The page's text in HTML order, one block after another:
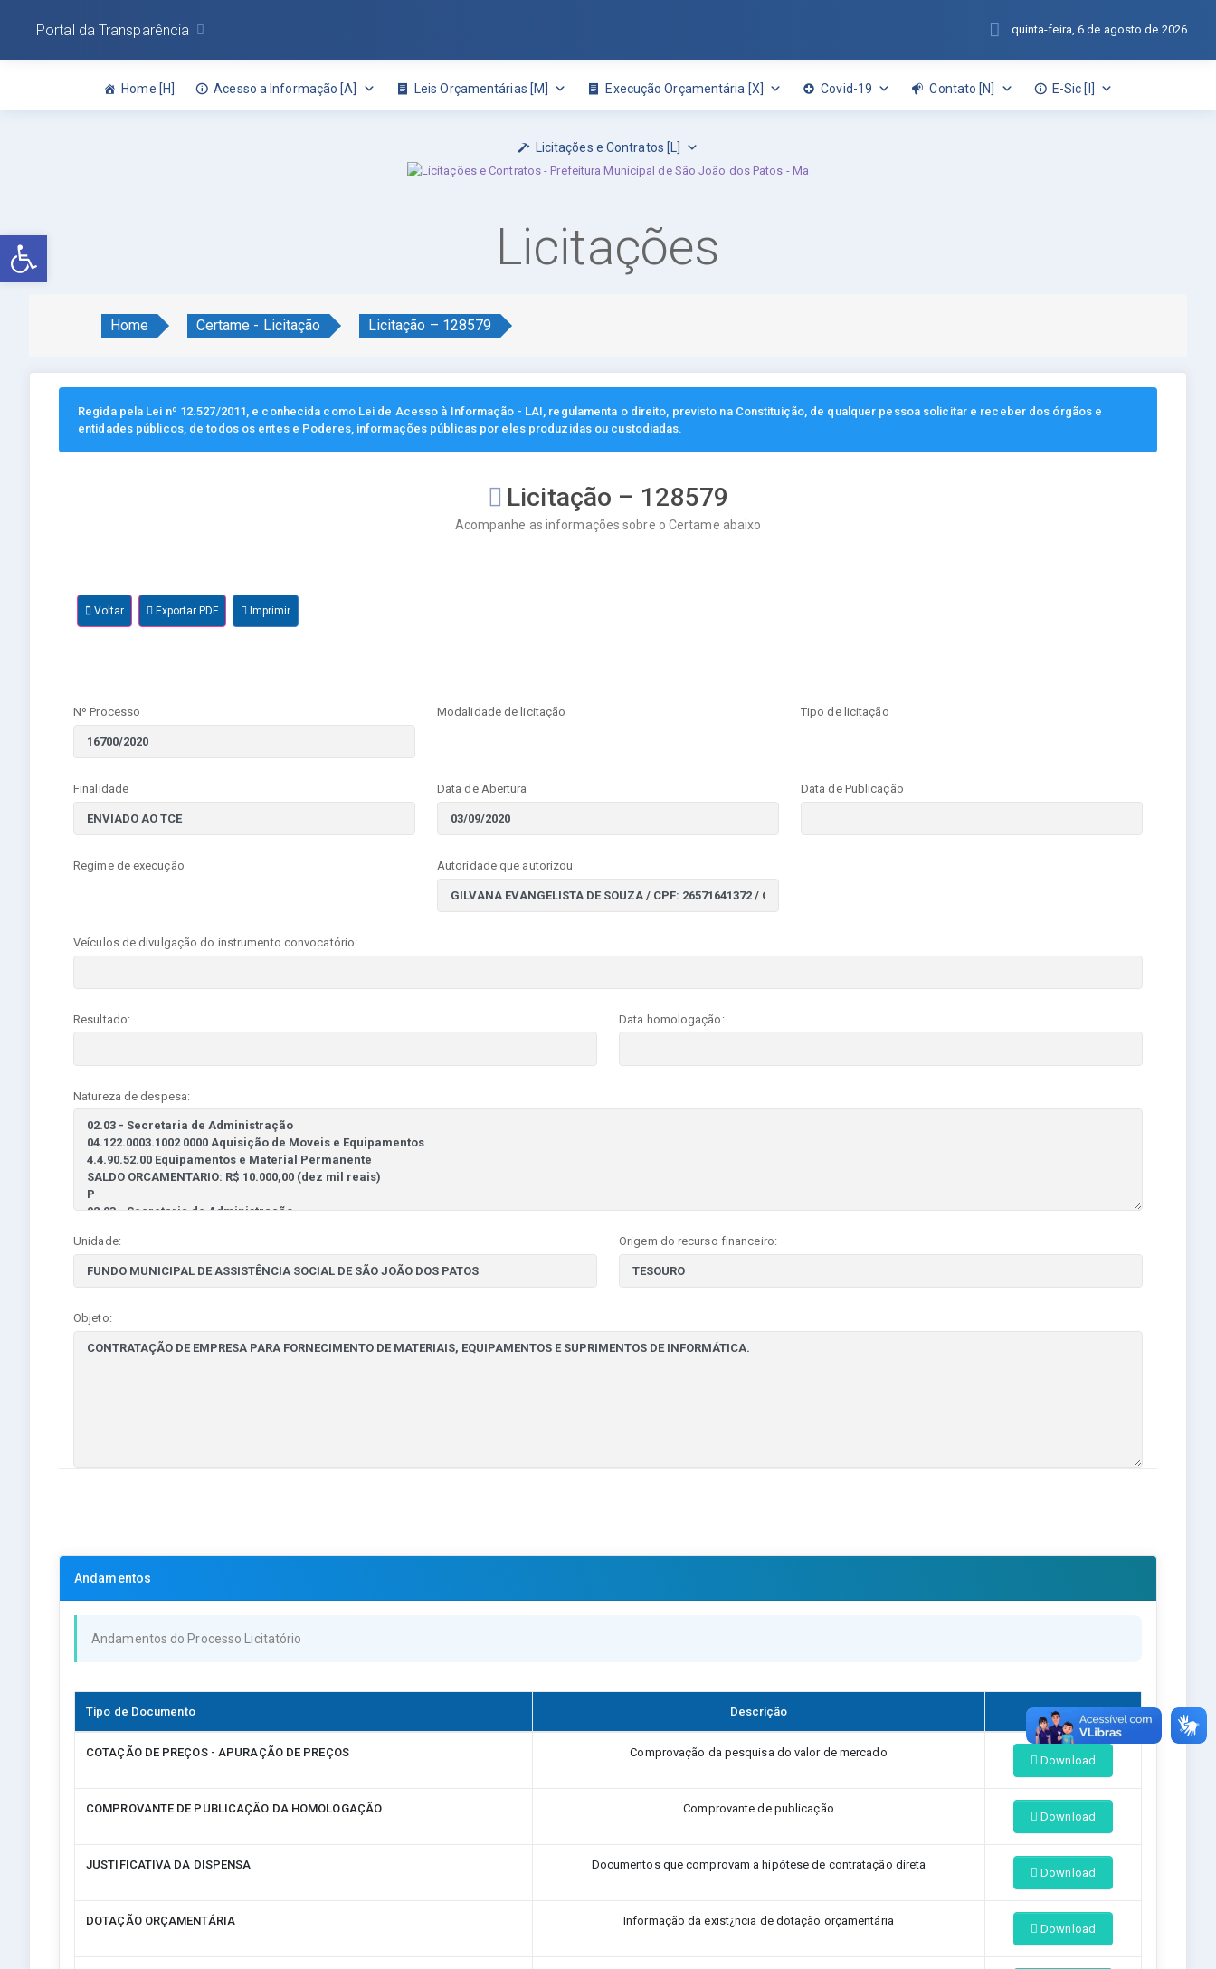
Abrir a barra de ferramentas
Home [H] Acesso a Informação [A] Leis Orçamentárias [M] Execução Orçamentária [X] Covid-19 Contato [N] E-Sic [I]
Licitações e Contratos [L]
Portal da Transparência quinta-feira, 6 de agosto de 2026
Licitações
Home Certame - Licitação Licitação – 128579
Regida pela Lei nº 12.527/2011, e conhecida como Lei de Acesso à Informação - LAI, regulamenta o direito, previsto na Constituição, de qualquer pessoa solicitar e receber dos órgãos e
entidades públicos, de todos os entes e Poderes, informações públicas por eles produzidas ou custodiadas.
Licitação – 128579
Acompanhe as informações sobre o Certame abaixo
Voltar Exportar PDF Imprimir
Nº Processo Modalidade de licitação Tipo de licitação
Finalidade Data de Abertura Data de Publicação
Regime de execução Autoridade que autorizou
Veículos de divulgação do instrumento convocatório:
Resultado: Data homologação:
Natureza de despesa:
Unidade: Origem do recurso financeiro:
Objeto:
Andamentos
Andamentos do Processo Licitatório
Tipo de Documento Descrição Download
COTAÇÃO DE PREÇOS - APURAÇÃO DE PREÇOS Comprovação da pesquisa do valor de mercado
Download
COMPROVANTE DE PUBLICAÇÃO DA HOMOLOGAÇÃO Comprovante de publicação
Download
JUSTIFICATIVA DA DISPENSA Documentos que comprovam a hipótese de contratação direta
Download
DOTAÇÃO ORÇAMENTÁRIA Informação da exist¿ncia de dotação orçamentária
Download